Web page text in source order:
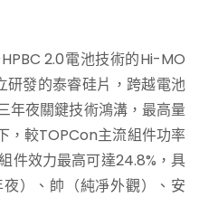
2.0電池技術的Hi-MO
研發的泰睿硅片，跨越電池
年夜關鍵技術鴻溝，最高量
，較TOPCon主流組件功率
件效力最高可達24.8%，具
）、帥（純凈外觀）、安